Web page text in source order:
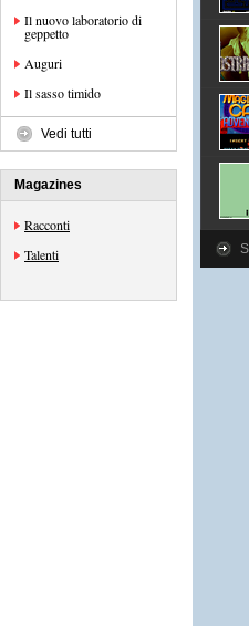
Il nuovo laboratorio di
geppetto
Auguri
Il sasso timido
Vedi tutti
Magazines
Racconti
Talenti